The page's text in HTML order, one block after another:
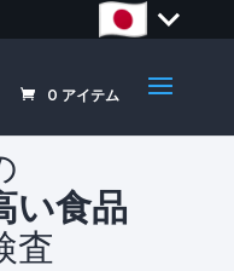
0 アイテム
い食品
査